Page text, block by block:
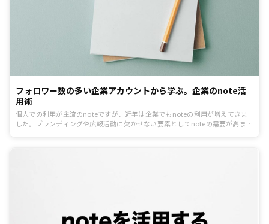
フォロワー数の多い企業アカウントから学ぶ。企業のnote活
用術
個人での利用が主流のnoteですが、近年は企業でもnoteの利用が増えてきま
した。ブランディングや広報活動に欠かせない要素としてnoteの需要が高まっ